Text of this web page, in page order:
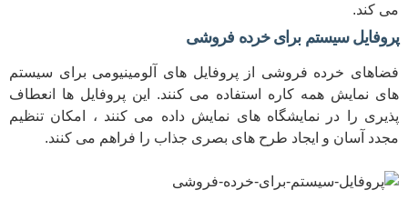
می کند.
پروفایل سیستم برای خرده فروشی
فضاهای خرده فروشی از پروفایل های آلومینیومی برای سیستم
های نمایش همه کاره استفاده می کنند. این پروفایل ها انعطاف
پذیری را در نمایشگاه های نمایش داده می کنند ، امکان تنظیم
مجدد آسان و ایجاد طرح های بصری جذاب را فراهم می کنند.